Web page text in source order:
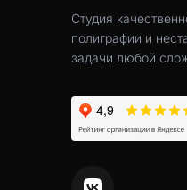
Студия
полиграфии и
задачи любой